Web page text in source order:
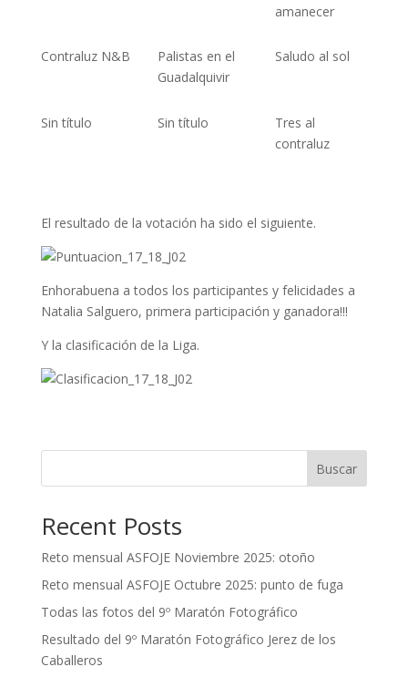
amanecer
Contraluz N&B
Palistas en el
Guadalquivir
Saludo al sol
Sin título Sin título
Tres al
contraluz
El resultado de la votación ha sido el siguiente.
Enhorabuena a todos los participantes y felicidades a
Natalia Salguero, primera participación y ganadora!!!
Y la clasificación de la Liga.
Buscar
Recent Posts
Reto mensual ASFOJE Noviembre 2025: otoño
Reto mensual ASFOJE Octubre 2025: punto de fuga
Todas las fotos del 9º Maratón Fotográfico
Resultado del 9º Maratón Fotográfico Jerez de los
Caballeros